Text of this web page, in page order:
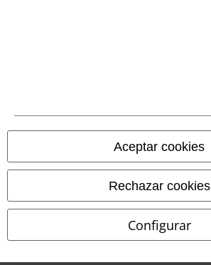
Aceptar cookies
Rechazar cookies
Configurar
Tiendas EMP online
EMP International
EMP Italia